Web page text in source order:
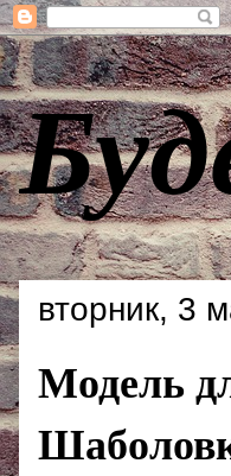
вторник, 3
Модель